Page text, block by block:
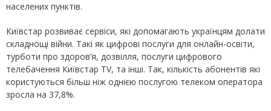
населених пунктів.
Київстар розвиває сервіси, які допомагають українцям долати
складнощі війни. Такі як цифрові послуги для онлайн-освіти,
турботи про здоров’я, дозвілля, послуги цифрового
телебачення Київстар TV, та інші. Так, кількість абонентів які
користуються більш ніж однією послугою телеком оператора
зросла на 37,8%.